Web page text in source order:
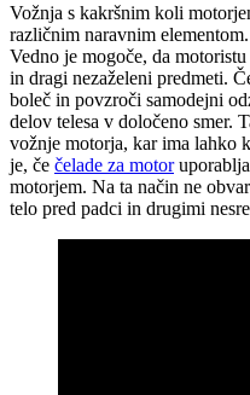
Vožnja s kakršnim koli
različnim naravnim
Vedno je mogoče, da
in dragi nezaželeni predmeti.
boleč in povzroči samodejni
delov telesa v določeno smer.
vožnje motorja, kar ima lahko
je, če čelade za motor
motorjem. Na ta način ne
telo pred padci in drugimi